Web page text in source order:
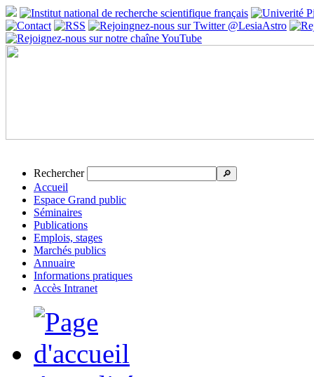
Rechercher 🔎
Accueil
Espace Grand public
Séminaires
Publications
Emplois, stages
Marchés publics
Annuaire
Informations pratiques
Accès Intranet